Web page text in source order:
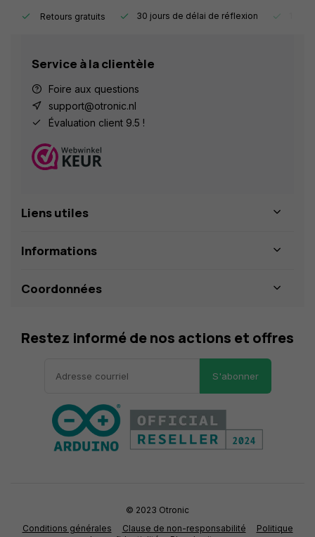
Retours gratuits 30 jours de délai de réflexion
Service à la clientèle
Foire aux questions
support@otronic.nl
Évaluation client 9.5 !
Liens utiles
Informations
Coordonnées
Restez informé de nos actions et offres
S'abonner
Conditions générales Clause de non-responsabilité
Politique
© 2023 Otronic